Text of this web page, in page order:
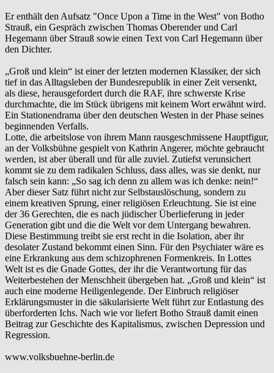
Er enthält den Aufsatz "Once Upon a Time in the West" von Botho
Strauß, ein Gespräch zwischen Thomas Oberender und Carl
Hegemann über Strauß sowie einen Text von Carl Hegemann über
den Dichter.
„Groß und klein“ ist einer der letzten modernen Klassiker, der sich
tief in das Alltagsleben der Bundesrepublik in einer Zeit versenkt,
als diese, herausgefordert durch die RAF, ihre schwerste Krise
durchmachte, die im Stück übrigens mit keinem Wort erwähnt wird.
Ein Stationendrama über den deutschen Westen in der Phase seines
beginnenden Verfalls.
Lotte, die arbeitslose von ihrem Mann rausgeschmissene Hauptfigur,
an der Volksbühne gespielt von Kathrin Angerer, möchte gebraucht
werden, ist aber überall und für alle zuviel. Zutiefst verunsichert
kommt sie zu dem radikalen Schluss, dass alles, was sie denkt, nur
falsch sein kann: „So sag ich denn zu allem was ich denke: nein!“
Aber dieser Satz führt nicht zur Selbstauslöschung, sondern zu
einem kreativen Sprung, einer religiösen Erleuchtung. Sie ist eine
der 36 Gerechten, die es nach jüdischer Überlieferung in jeder
Generation gibt und die die Welt vor dem Untergang bewahren.
Diese Bestimmung treibt sie erst recht in die Isolation, aber ihr
desolater Zustand bekommt einen Sinn. Für den Psychiater wäre es
eine Erkrankung aus dem schizophrenen Formenkreis. In Lottes
Welt ist es die Gnade Gottes, der ihr die Verantwortung für das
Weiterbestehen der Menschheit übergeben hat. „Groß und klein“ ist
auch eine moderne Heiligenlegende. Der Einbruch religiöser
Erklärungsmuster in die säkularisierte Welt führt zur Entlastung des
überforderten Ichs. Nach wie vor liefert Botho Strauß damit einen
Beitrag zur Geschichte des Kapitalismus, zwischen Depression und
Regression.
www.volksbuehne-berlin.de